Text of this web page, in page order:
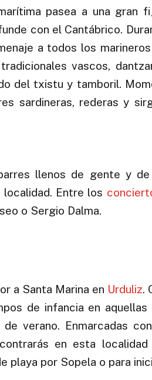
pasea a una gran
con el Cantábrico.
a todos los
vascos,
del txistu y tamboril.
sardineras, rederas y
llenos de gente y
Entre los
o Sergio Dalma.
a Santa Marina en Urduliz.
de infancia en
verano. Enmarcadas
en esta
playa por Sopela o para